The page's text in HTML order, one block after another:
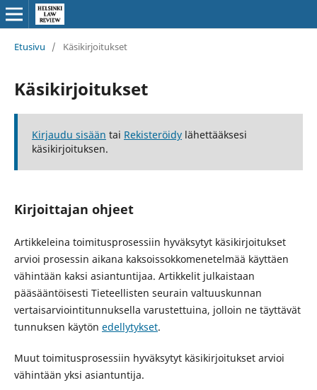
Etusivu / Käsikirjoitukset
Käsikirjoitukset
Kirjaudu sisään tai Rekisteröidylähettääksesi
käsikirjoituksen.
Kirjoittajan ohjeet
Artikkeleina toimitusprosessiin hyväksytyt käsikirjoitukset
arvioi prosessin aikana kaksoissokkomenetelmää käyttäen
vähintään kaksi asiantuntijaa. Artikkelit julkaistaan
pääsääntöisesti Tieteellisten seurain valtuuskunnan
vertaisarviointitunnuksella varustettuina, jolloin ne täyttävät
tunnuksen käytön edellytykset.
Muut toimitusprosessiin hyväksytyt käsikirjoitukset arvioi
vähintään yksi asiantuntija.